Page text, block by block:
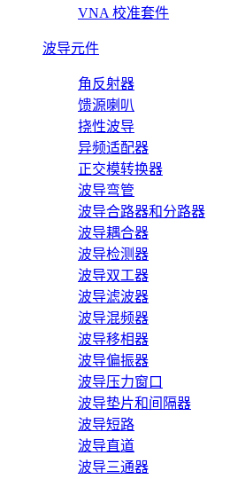
VNA 校准套件
波导元件
角反射器
馈源喇叭
挠性波导
异频适配器
正交模转换器
波导弯管
波导合路器和分路器
波导耦合器
波导检测器
波导双工器
波导滤波器
波导混频器
波导移相器
波导偏振器
波导压力窗口
波导垫片和间隔器
波导短路
波导直道
波导三通器